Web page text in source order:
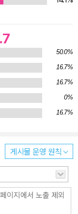
눈 뒤 절 뒤꼍 해우소
종소리가 아픈 무릎에
형식면에서 독특한
의 풍경에서 잡아챈
약이 도드라지는 단시
오른 파 대가리/저것
아파트의 낡은 계단과
어지는 누군가의 필
의 순간에서 유한한 삶
서정’ 안에 온전히 담
시행의 행간과 여백
어깨 뒤에
50.0%
16.7%
16.7%
0%
16.7%
게시물 운영 원칙